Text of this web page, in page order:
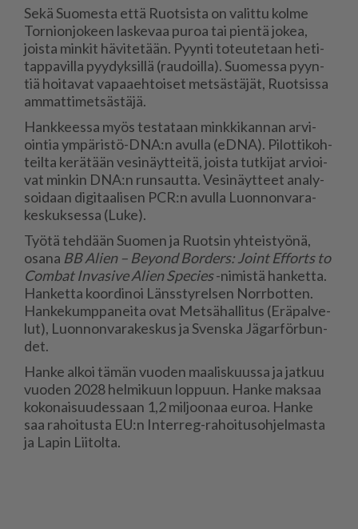
Sekä Suo­mes­ta et­tä Ruot­sis­ta on va­lit­tu kol­me
Tor­ni­on­jo­keen las­ke­vaa pu­roa tai pien­tä jo­kea,
jois­ta min­kit hä­vi­te­tään. Pyyn­ti to­teu­te­taan he­ti­
tap­pa­vil­la pyy­dyk­sil­lä (rau­doil­la). Suo­mes­sa pyyn­
tiä hoi­ta­vat va­paa­eh­toi­set met­säs­tä­jät, Ruot­sis­sa
am­mat­ti­met­säs­tä­jä.
Hank­kees­sa myös tes­ta­taan mink­ki­kan­nan ar­vi­
oin­tia ym­pä­ris­tö-DNA:n avul­la (eD­NA). Pi­lot­ti­koh­
teil­ta ke­rä­tään ve­si­näyt­tei­tä, jois­ta tut­ki­jat ar­vi­oi­
vat min­kin DNA:n run­saut­ta. Ve­si­näyt­teet ana­ly­
soi­daan di­gi­taa­li­sen PCR:n avul­la Luon­non­va­ra­
kes­kuk­ses­sa (Luke).
Työ­tä teh­dään Suo­men ja Ruot­sin yh­teis­työ­nä,
osa­na BB Alien – Bey­ond Bor­ders: Joint Ef­forts to
Com­bat In­va­si­ve Alien Spe­cies-ni­mis­tä han­ket­ta.
Han­ket­ta koor­di­noi Läns­s­ty­rel­sen Nor­r­bot­ten.
Han­ke­kump­pa­nei­ta ovat Met­sä­hal­li­tus (Erä­pal­ve­
lut), Luon­non­va­ra­kes­kus ja Svens­ka Jä­gar­för­bun­
det.
Han­ke al­koi tä­män vuo­den maa­lis­kuus­sa ja jat­kuu
vuo­den 2028 hel­mi­kuun lop­puun. Han­ke mak­saa
ko­ko­nai­suu­des­saan 1,2 mil­joo­naa eu­roa. Han­ke
saa ra­hoi­tus­ta EU:n In­ter­reg-ra­hoi­tu­soh­jel­mas­ta
ja La­pin Lii­tol­ta.